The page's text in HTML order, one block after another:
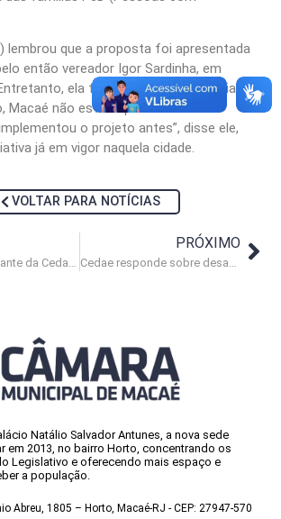
lembrou que a proposta foi apresentada
então vereador Igor Sardinha, em
ela foi rejeitada pela maioria na
Macaé não está copiando Maricá. O
o projeto antes”, disse ele,
já em vigor naquela cidade.
VOLTAR PARA NOTÍCIAS
PRÓXIMO
Natálio Salvador Antunes, a nova sede
em 2013, no bairro Horto, concentrando os
Legislativo e oferecendo mais espaço e
a população.
Abreu, 1805 – Horto, Macaé-RJ - CEP: 27947-570